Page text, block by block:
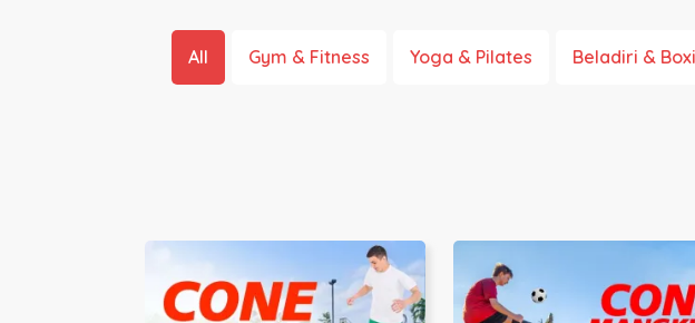
All Gym & Fitness Yoga & Pilates Beladiri &